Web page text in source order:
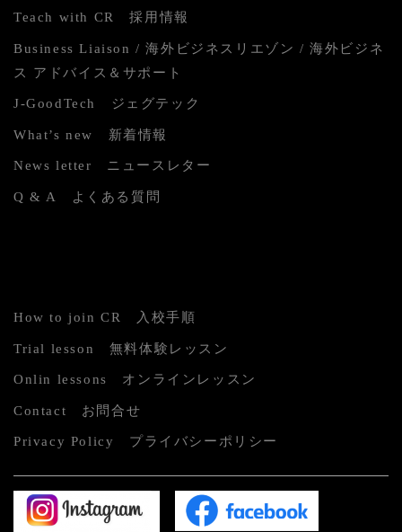
Teach with CR 採用情報
Business Liaison / 海外ビジネスリエゾン / 海外ビジネ
ス アドバイス＆サポート
J-GoodTech ジェグテック
What’s new 新着情報
News letter ニュースレター
Q & A よくある質問
How to join CR 入校手順
Trial lesson 無料体験レッスン
Onlin lessons オンラインレッスン
Contact お問合せ
Privacy Policy プライバシーポリシー